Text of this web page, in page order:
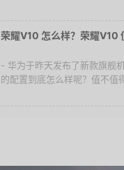
荣耀V10 怎么样？荣耀V10
- 华为于昨天发布了新款旗舰
的配置到底怎么样呢？值不值